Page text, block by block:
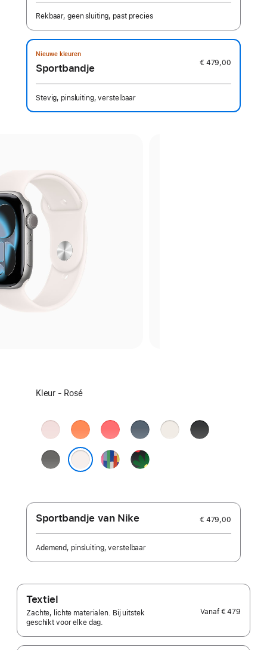
Rekbaar, geen sluiting, past precies
Nieuwe kleuren
Sportbandje € 479,00
Stevig, pinsluiting, verstelbaar
Selecteer
Kleur - Rosé
ZachtrozeMandarijnGuaverozeAnkerblauwSterrenlichtZwart
Rotsgrijs Pride Edition
Black
Unity -
Sportbandje van Nike € 479,00
Ademend, pinsluiting, verstelbaar
Textiel
Zachte, lichte materialen. Bij uitstek
geschikt voor elke dag.
Vanaf € 479